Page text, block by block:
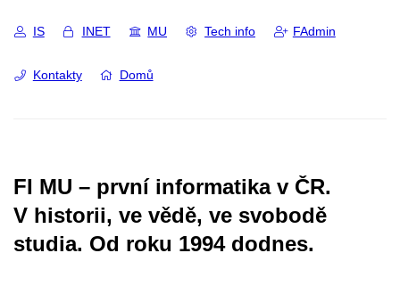
IS INET MU Tech info FAdmin
Kontakty Domů
FI MU – první informatika v ČR.
V historii, ve vědě, ve svobodě
studia. Od roku 1994 dodnes.